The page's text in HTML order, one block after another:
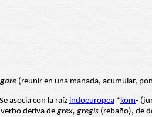
(reunir en una manada, acumular,
asocia con la raíz indoeuropea *kom-
deriva degrex, gregis (rebaño), de